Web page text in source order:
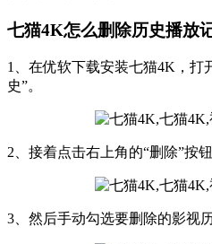
七猫4K怎么删除历史播放
1、在优软下载安装七猫4K，打
史”。
2、接着点击右上角的“删除”按
3、然后手动勾选要删除的影视